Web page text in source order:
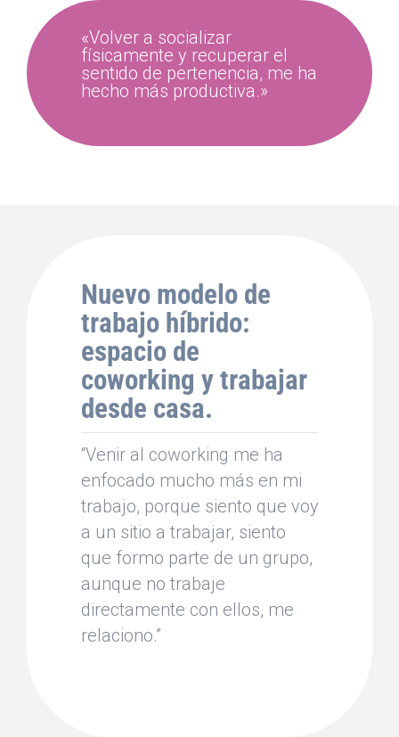
«Volver a socializar
físicamente y recuperar el
sentido de pertenencia, me ha
hecho más productiva.»
Nuevo modelo de
trabajo híbrido:
espacio de
coworking y trabajar
desde casa.
“Venir al coworking me ha
enfocado mucho más en mi
trabajo, porque siento que voy
a un sitio a trabajar, siento
que formo parte de un grupo,
aunque no trabaje
directamente con ellos, me
relaciono.”